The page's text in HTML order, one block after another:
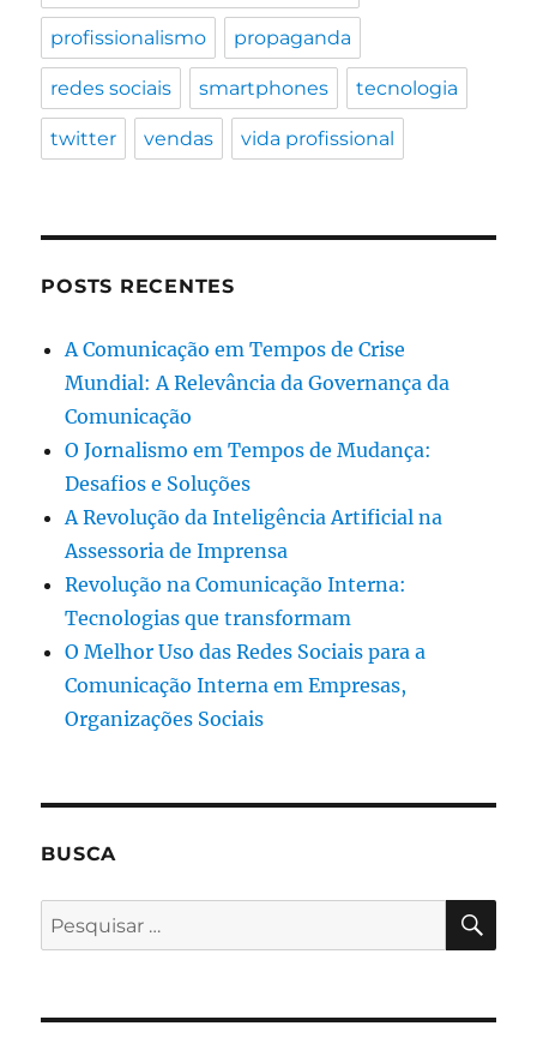
profissionalismo propaganda
redes sociais smartphones tecnologia
twitter vendas vida profissional
POSTS RECENTES
A Comunicação em Tempos de Crise
Mundial: A Relevância da Governança da
Comunicação
O Jornalismo em Tempos de Mudança:
Desafios e Soluções
A Revolução da Inteligência Artificial na
Assessoria de Imprensa
Revolução na Comunicação Interna:
Tecnologias que transformam
O Melhor Uso das Redes Sociais para a
Comunicação Interna em Empresas,
Organizações Sociais
BUSCA
Pesquisar
por: